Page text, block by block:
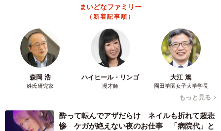
まいどなファミリー
（新着記事順）
森岡 浩
姓氏研究家
ハイヒール・リンゴ
漫才師
大江 篤
園田学園女子大学学長
もっと見る
酔って転んでアザだらけ ネイルも折れて超悲
惨 ケガが絶えない夜のお仕事 「病院代」と